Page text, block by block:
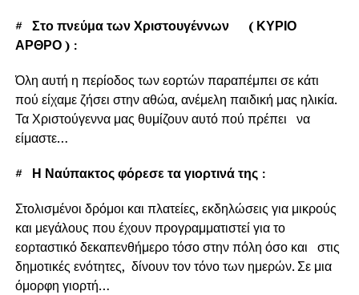
# Στο πνεύμα των Χριστουγέννων ( ΚΥΡΙΟ
ΑΡΘΡΟ ) :
Όλη αυτή η περίοδος των εορτών παραπέμπει σε κάτι
πού είχαμε ζήσει στην αθώα, ανέμελη παιδική μας ηλικία.
Τα Χριστούγεννα μας θυμίζουν αυτό πού πρέπει να
είμαστε…
#Η Ναύπακτος φόρεσε τα γιορτινά της :
Στολισμένοι δρόμοι και πλατείες, εκδηλώσεις για μικρούς
και μεγάλους που έχουν προγραμματιστεί για το
εορταστικό δεκαπενθήμερο τόσο στην πόλη όσο και στις
δημοτικές ενότητες, δίνουν τον τόνο των ημερών. Σε μια
όμορφη γιορτή…